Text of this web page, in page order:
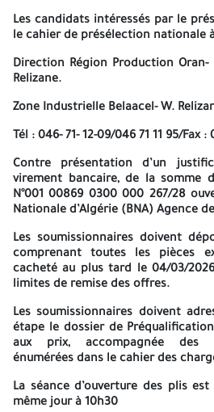
Unité De Production De Relizane
La Société algérienne de
Production De Relizane, Zone
les entreprises pour la
Fourniture des pompes et pièces de
TG de Relizane Pour les
Les candidats intéressés par le
Direction Région Production
Tél : 046- 71- 12-09/
Contre présentation d’un justificatif
2 000,00
000 267/28 ouvert auprès de la
Les candidats intéressés par le
le cahier de présélection nationale
Direction Région Production
Relizane.
Zone Industrielle Belaacel- W.
Tél : 046- 71- 12-09/046 71 11 95/Fax :
Contre présentation d’un
virement bancaire, de la somme
N°001 00869 0300 000 267/28
Nationale d’Algérie (BNA) Agence
Les soumissionnaires doivent
comprenant toutes les pièces
cacheté au plus tard le 04/03/2026
limites de remise des offres.
Les soumissionnaires doivent
étape le dossier de
aux prix, accompagnée des
énumérées dans le cahier des
La séance d’ouverture des plis
même jour à 10h30